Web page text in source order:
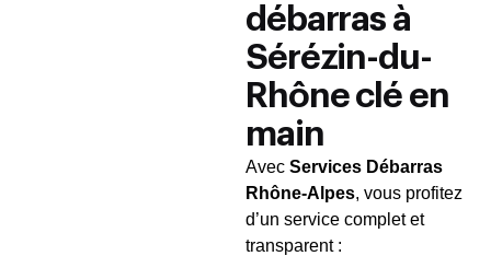
débarras à
Sérézin-du-
Rhône clé en
main
Avec Services Débarras
Rhône-Alpes, vous profitez
d’un service complet et
transparent :